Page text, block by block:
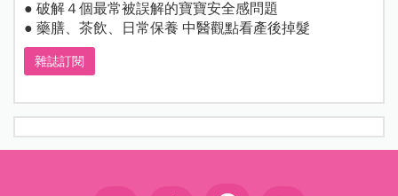
● 破解４個最常被誤解的寶寶安全感問題
● 藥膳、茶飲、日常保養 中醫觀點看產後掉髮
雜誌訂閱